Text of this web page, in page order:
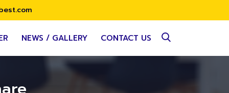
NEWS / GALLERY CONTACT US